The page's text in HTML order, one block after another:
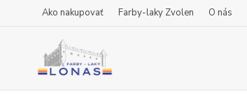
Ako nakupovať Farby-laky Zvolen O nás